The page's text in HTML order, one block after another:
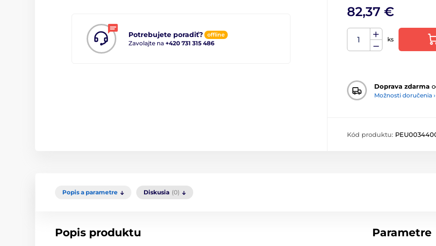
Potrebujete poradiť? offline
Zavolajte na +420 731 315 486
82,37 €
ks
Doprava zdarma
Možnosti doručenia ›
Kód produktu:
Popis a parametre Diskusia (0)
Popis produktu Parametre